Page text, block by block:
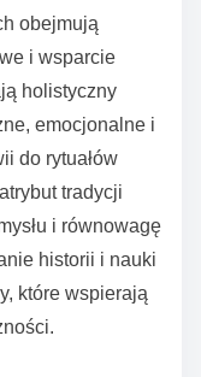
obejmują
i wsparcie
holistyczny
emocjonalne i
do rytuałów
tradycji
i równowagę
historii i nauki
które wspierają